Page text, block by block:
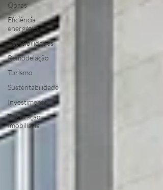
Obras
Eficiência
energética
Acessibilidades
Remodelação
Turismo
Sustentabilidade
Investimento
Tributação
Imobiliária